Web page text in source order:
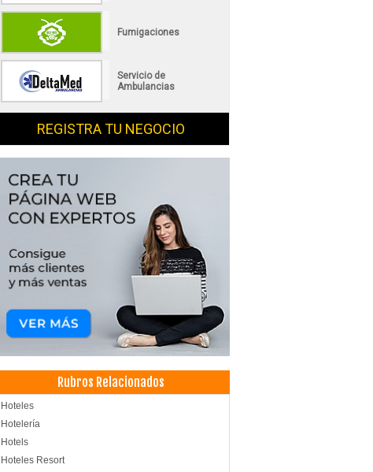
Fumigaciones
Servicio de
Ambulancias
REGISTRA TU NEGOCIO
Rubros Relacionados
Hoteles
Hotelería
Hotels
Hoteles Resort